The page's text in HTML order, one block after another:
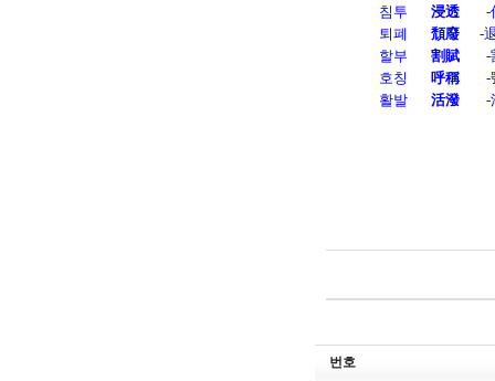
침투 浸透
퇴폐 頹廢
-
할부 割賦
호칭 呼稱
활발 活潑
번호